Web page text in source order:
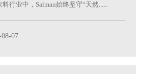
行业中，Salman始终坚守“天然......
08-07